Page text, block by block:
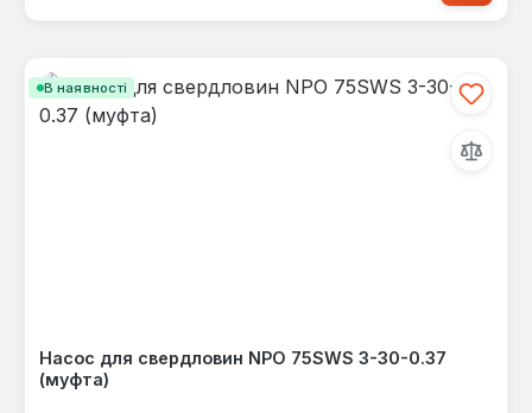
В наявності
Насос для свердловин NPO 75SWS 3-30-0.37
(муфта)